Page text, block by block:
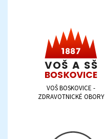
VOŠ BOSKOVICE -
ZDRAVOTNICKÉ OBORY